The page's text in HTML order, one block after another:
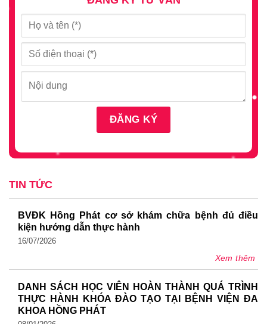
TIN TỨC
BVĐK Hồng Phát cơ sở khám chữa bệnh đủ điều
kiện hướng dẫn thực hành
16/07/2026
Xem thêm
DANH SÁCH HỌC VIÊN HOÀN THÀNH QUÁ TRÌNH
THỰC HÀNH KHÓA ĐÀO TẠO TẠI BỆNH VIỆN ĐA
KHOA HỒNG PHÁT